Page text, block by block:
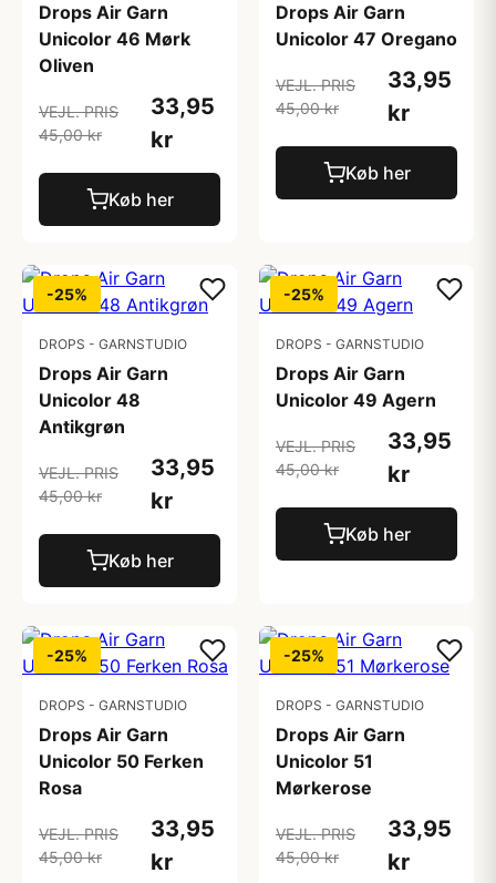
Drops Air Garn
Unicolor 46 Mørk
Oliven
VEJL. PRIS
45,00 kr
33,95
kr
Køb her
Drops Air Garn
Unicolor 47 Oregano
VEJL. PRIS
45,00 kr
33,95
kr
Køb her
-25%
DROPS - GARNSTUDIO
Drops Air Garn
Unicolor 48
Antikgrøn
VEJL. PRIS
45,00 kr
33,95
kr
Køb her
-25%
DROPS - GARNSTUDIO
Drops Air Garn
Unicolor 49 Agern
VEJL. PRIS
45,00 kr
33,95
kr
Køb her
-25%
DROPS - GARNSTUDIO
Drops Air Garn
Unicolor 50 Ferken
Rosa
VEJL. PRIS
45,00 kr
33,95
kr
-25%
DROPS - GARNSTUDIO
Drops Air Garn
Unicolor 51
Mørkerose
VEJL. PRIS
45,00 kr
33,95
kr